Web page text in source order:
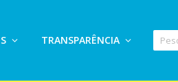
TRANSPARÊNCIA